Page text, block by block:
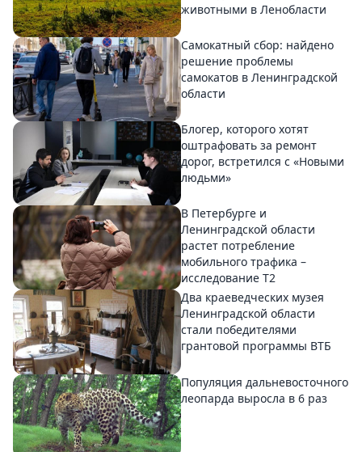
животными в Ленобласти
Самокатный сбор: найдено
решение проблемы
самокатов в Ленинградской
области
Блогер, которого хотят
оштрафовать за ремонт
дорог, встретился с «Новыми
людьми»
В Петербурге и
Ленинградской области
растет потребление
мобильного трафика –
исследование T2
Два краеведческих музея
Ленинградской области
стали победителями
грантовой программы ВТБ
Популяция дальневосточного
леопарда выросла в 6 раз